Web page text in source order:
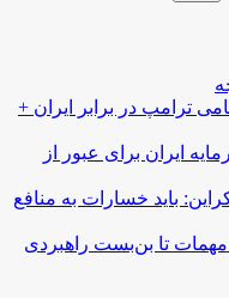
ترامپ در برابر ایران +
ایران برای عبور از
باید خسارات به منافع
مهمات تا بن‌بست راهبردی